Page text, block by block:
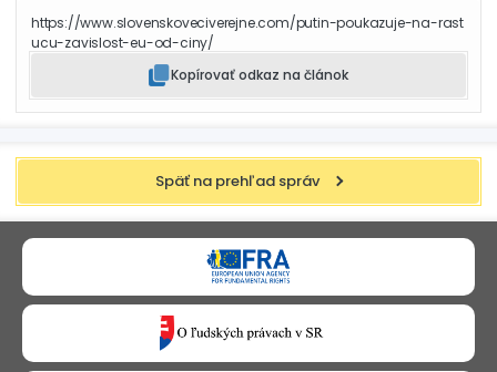
https://www.slovenskoveciverejne.com/putin-poukazuje-na-rast
ucu-zavislost-eu-od-ciny/
Kopírovať odkaz na článok
Späť na prehľad správ